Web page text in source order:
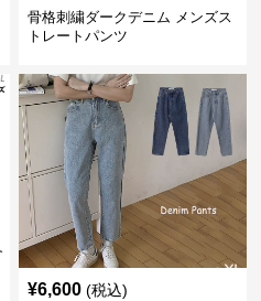
骨格刺繍ダークデニム メンズス
トレートパンツ
¥6,600 (税込)